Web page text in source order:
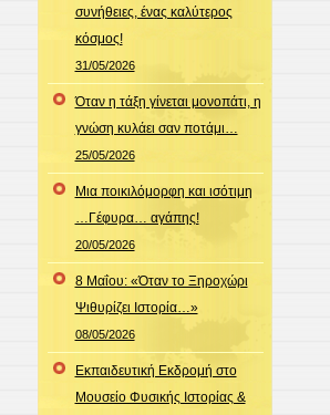
συνήθειες, ένας καλύτερος
κόσμος!
31/05/2026
Όταν η τάξη γίνεται μονοπάτι, η
γνώση κυλάει σαν ποτάμι…
25/05/2026
Μια ποικιλόμορφη και ισότιμη
…Γέφυρα… αγάπης!
20/05/2026
8 Μαΐου: «Όταν το Ξηροχώρι
Ψιθυρίζει Ιστορία…»
08/05/2026
Εκπαιδευτική Εκδρομή στο
Μουσείο Φυσικής Ιστορίας &